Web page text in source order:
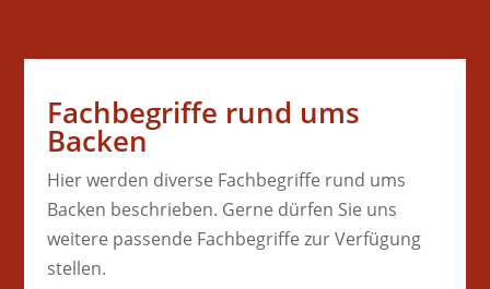
Fachbegriffe rund ums
Backen
Hier werden diverse Fachbegriffe rund ums
Backen beschrieben. Gerne dürfen Sie uns
weitere passende Fachbegriffe zur Verfügung
stellen.